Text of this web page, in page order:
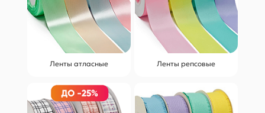
Ленты атласные Ленты репсовые